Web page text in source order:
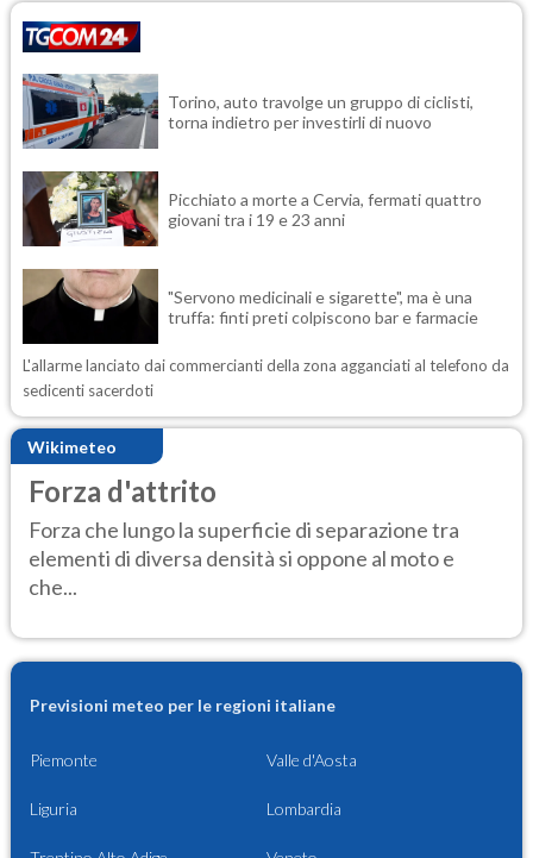
Torino, auto travolge un gruppo di ciclisti,
torna indietro per investirli di nuovo
Picchiato a morte a Cervia, fermati quattro
giovani tra i 19 e 23 anni
"Servono medicinali e sigarette", ma è una
truffa: finti preti colpiscono bar e farmacie
L'allarme lanciato dai commercianti della zona agganciati al telefono da
sedicenti sacerdoti
Wikimeteo
Forza d'attrito
Forza che lungo la superficie di separazione tra
elementi di diversa densità si oppone al moto e
che...
Previsioni meteo per le regioni italiane
Piemonte Valle d'Aosta
Liguria Lombardia